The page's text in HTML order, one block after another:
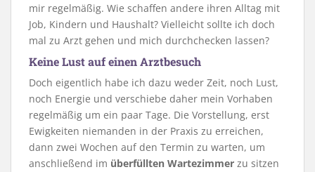
mir regelmäßig. Wie schaffen andere ihren Alltag mit
Job, Kindern und Haushalt? Vielleicht sollte ich doch
mal zu Arzt gehen und mich durchchecken lassen?
Keine Lust auf einen Arztbesuch
Doch eigentlich habe ich dazu weder Zeit, noch Lust,
noch Energie und verschiebe daher mein Vorhaben
regelmäßig um ein paar Tage. Die Vorstellung, erst
Ewigkeiten niemanden in der Praxis zu erreichen,
dann zwei Wochen auf den Termin zu warten, um
anschließend im überfüllten Wartezimmer zu sitzen